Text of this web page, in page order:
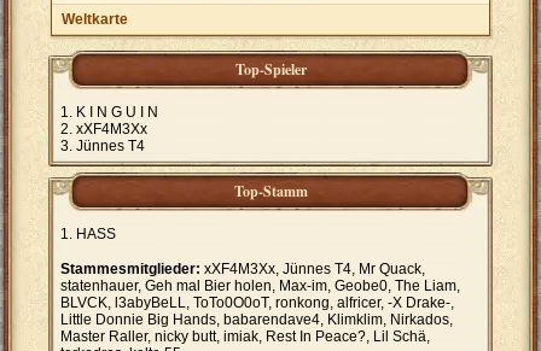
Weltkarte
Top-Spieler
K I N G U I N
xXF4M3Xx
Jünnes T4
Top-Stamm
HASS
Stammesmitglieder: xXF4M3Xx, Jünnes T4, Mr Quack,
statenhauer, Geh mal Bier holen, Max-im, Geobe0, The Liam,
BLVCK, l3abyBeLL, ToTo0O0oT, ronkong, alfricer, -X Drake-,
Little Donnie Big Hands, babarendave4, Klimklim, Nirkados,
Master Raller, nicky butt, imiak, Rest In Peace?, Lil Schä,